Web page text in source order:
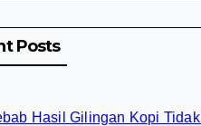
Posts
Hasil Gilingan Kopi